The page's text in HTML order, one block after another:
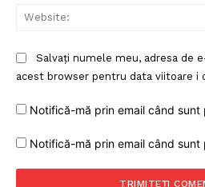
Salvați numele meu, adresa de
acest browser pentru data viitoare i
Notifică-mă prin email când
Notifică-mă prin email când sunt